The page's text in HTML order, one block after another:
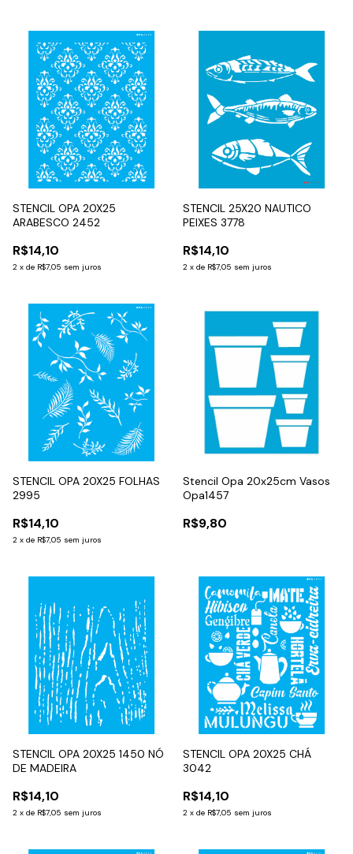
STENCIL OPA 20X25
ARABESCO 2452
R$14,10
2 x de R$7,05 sem juros
STENCIL 25X20 NAUTICO
PEIXES 3778
R$14,10
2 x de R$7,05 sem juros
STENCIL OPA 20X25 FOLHAS
2995
R$14,10
2 x de R$7,05 sem juros
Stencil Opa 20x25cm Vasos
Opa1457
R$9,80
STENCIL OPA 20X25 1450 NÓ
DE MADEIRA
R$14,10
2 x de R$7,05 sem juros
STENCIL OPA 20X25 CHÁ
3042
R$14,10
2 x de R$7,05 sem juros